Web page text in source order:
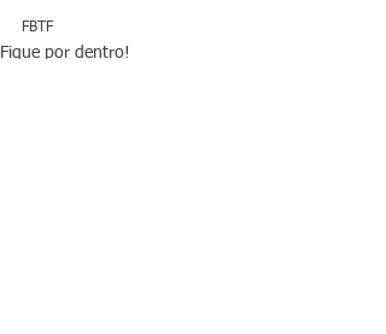
FBTF
Fique por dentro!